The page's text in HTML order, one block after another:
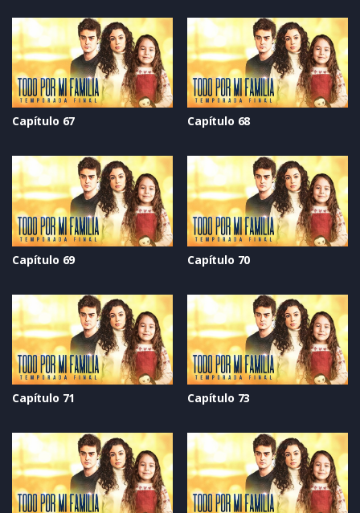
Capítulo 67 Capítulo 68
Capítulo 69 Capítulo 70
Capítulo 71 Capítulo 73